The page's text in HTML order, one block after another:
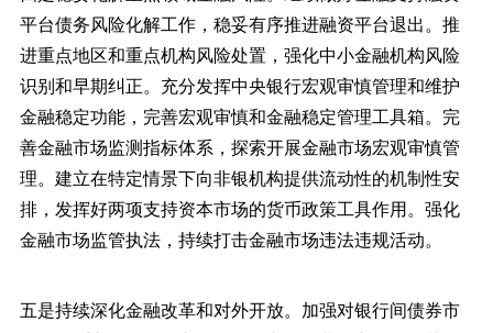
平台债务风险化解工作，稳妥有序推进融资平台退出。推
进重点地区和重点机构风险处置，强化中小金融机构风险
识别和早期纠正。充分发挥中央银行宏观审慎管理和维护
金融稳定功能，完善宏观审慎和金融稳定管理工具箱。完
善金融市场监测指标体系，探索开展金融市场宏观审慎管
理。建立在特定情景下向非银机构提供流动性的机制性安
排，发挥好两项支持资本市场的货币政策工具作用。强化
金融市场监管执法，持续打击金融市场违法违规活动。
五是持续深化金融改革和对外开放。加强对银行间债券市